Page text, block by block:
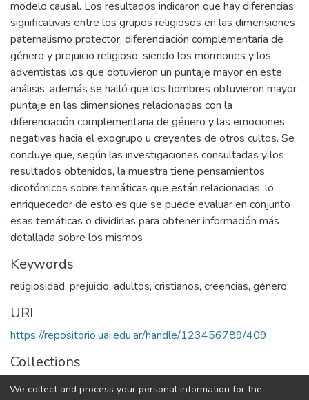
modelo causal. Los resultados indicaron que hay diferencias
significativas entre los grupos religiosos en las dimensiones
paternalismo protector, diferenciación complementaria de
género y prejuicio religioso, siendo los mormones y los
adventistas los que obtuvieron un puntaje mayor en este
análisis, además se halló que los hombres obtuvieron mayor
puntaje en las dimensiones relacionadas con la
diferenciación complementaria de género y las emociones
negativas hacia el exogrupo u creyentes de otros cultos. Se
concluye que, según las investigaciones consultadas y los
resultados obtenidos, la muestra tiene pensamientos
dicotómicos sobre temáticas que están relacionadas, lo
enriquecedor de esto es que se puede evaluar en conjunto
esas temáticas o dividirlas para obtener información más
detallada sobre los mismos
Keywords
religiosidad, prejuicio, adultos, cristianos, creencias, género
URI
https://repositorio.uai.edu.ar/handle/123456789/409
Collections
LICENCIATURA EN PSICOLOGÍA
We collect and process your personal information for the